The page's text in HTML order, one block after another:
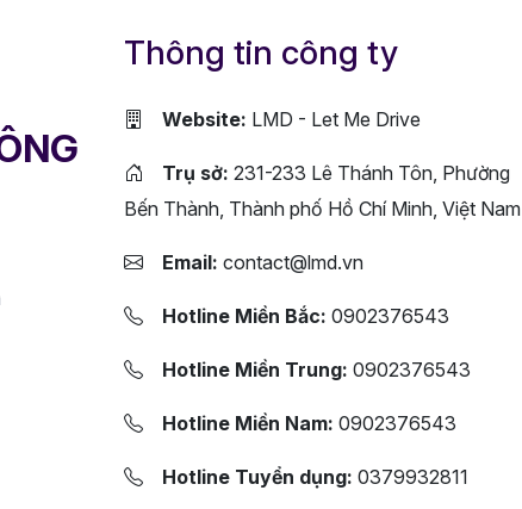
Thông tin công ty
Website: LMD - Let Me Drive
Trụ sở: 231-233 Lê Thánh Tôn, Phường
Bến Thành, Thành phố Hồ Chí Minh, Việt Nam
Email: contact@lmd.vn
Hotline Miền Bắc: 0902376543
Hotline Miền Trung: 0902376543
Hotline Miền Nam: 0902376543
Hotline Tuyển dụng: 0379932811